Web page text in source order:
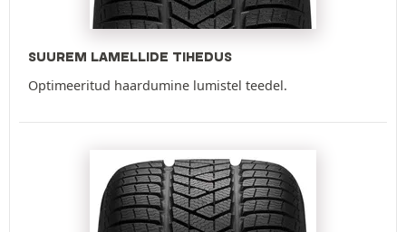
SUUREM LAMELLIDE TIHEDUS
Optimeeritud haardumine lumistel teedel.